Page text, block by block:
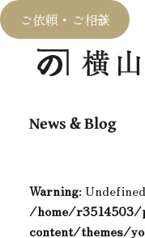
ご依頼・ご相談
News & Blog
Warning:
/home/r3514503/
content/themes/